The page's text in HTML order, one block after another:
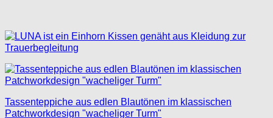
Tassenteppiche aus edlen Blautönen im klassischen
Patchworkdesign "wacheliger Turm"